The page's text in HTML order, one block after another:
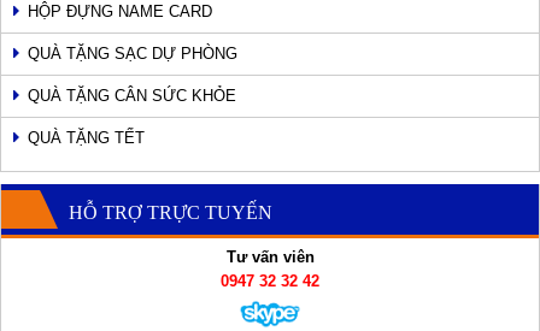
HỘP ĐỰNG NAME CARD
QUÀ TẶNG SẠC DỰ PHÒNG
QUÀ TẶNG CÂN SỨC KHỎE
QUÀ TẶNG TẾT
HỖ TRỢ TRỰC TUYẾN
Tư vấn viên
0947 32 32 42